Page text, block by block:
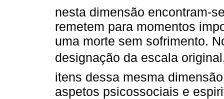
nesta dimensão encontram-
remetem para momentos
uma morte sem sofrimento.
designação da escala
itens dessa mesma
aspetos psicossociais e